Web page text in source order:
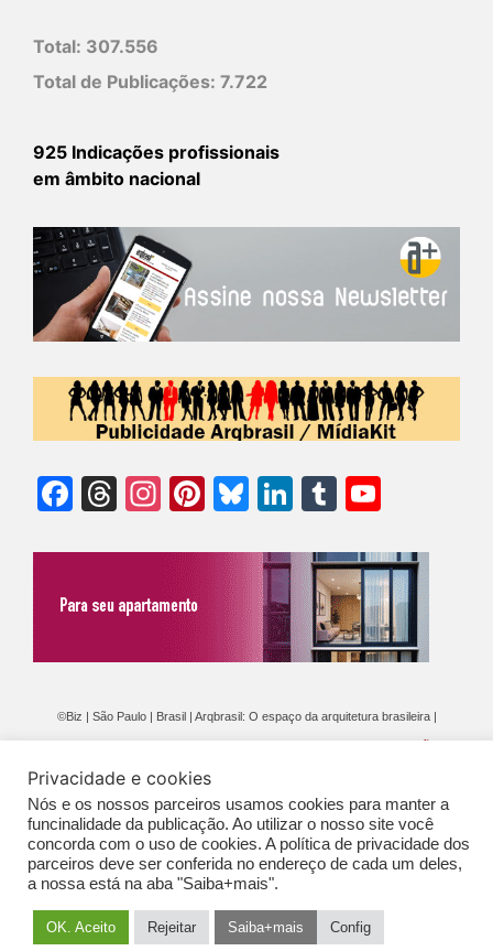
Total: 307.556
Total de Publicações: 7.722
925 Indicações profissionais
em âmbito nacional
Facebook
Threads
Instagram
Pinterest
Bluesky
LinkedIn
Tumblr
©Biz | São Paulo | Brasil | Arqbrasil: O espaço da arquitetura brasileira |
GERAIS DE PUBLICAÇÃO (CGP
Privacidade e cookies
Nós e os nossos parceiros usamos cookies para manter a
funcinalidade da publicação. Ao utilizar o nosso site você
concorda com o uso de cookies. A política de privacidade dos
parceiros deve ser conferida no endereço de cada um deles,
a nossa está na aba "Saiba+mais".
OK. Aceito Rejeitar Saiba+mais Config